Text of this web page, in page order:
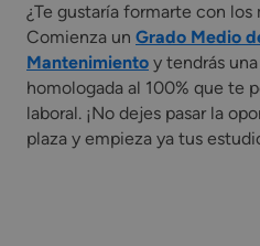
¿Te gustaría formarte con los
Comienza un Grado Medio
Mantenimiento y tendrás
homologada al 100% que te
laboral. ¡No dejes pasar la
plaza y empieza ya tus